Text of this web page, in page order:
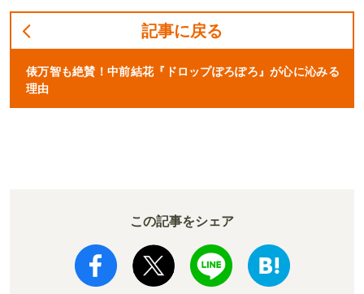
記事に戻る
俵万智も絶賛！中前結花『ドロップぽろぽろ』が心に沁みる
理由
この記事をシェア